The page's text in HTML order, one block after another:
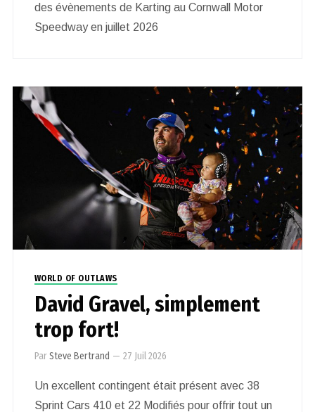
des évènements de Karting au Cornwall Motor
Speedway en juillet 2026
WORLD OF OUTLAWS
David Gravel, simplement
trop fort!
ParSteve Bertrand — 27 Juil 2026
Un excellent contingent était présent avec 38
Sprint Cars 410 et 22 Modifiés pour offrir tout un